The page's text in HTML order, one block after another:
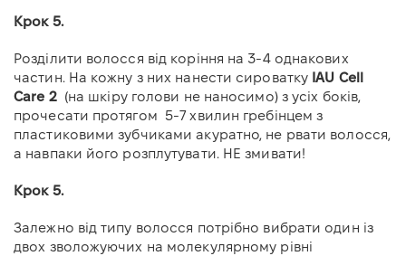
Крок 5.
Розділити волосся від коріння на 3-4 однакових
частин. На кожну з них нанести сироватку IAU Cell
Care 2 (на шкіру голови не наносимо) з усіх боків,
прочесати протягом 5-7 хвилин гребінцем з
пластиковими зубчиками акуратно, не рвати волосся,
а навпаки його розплутувати. НЕ змивати!
Крок 5.
Залежно від типу волосся потрібно вибрати один із
двох зволожуючих на молекулярному рівні